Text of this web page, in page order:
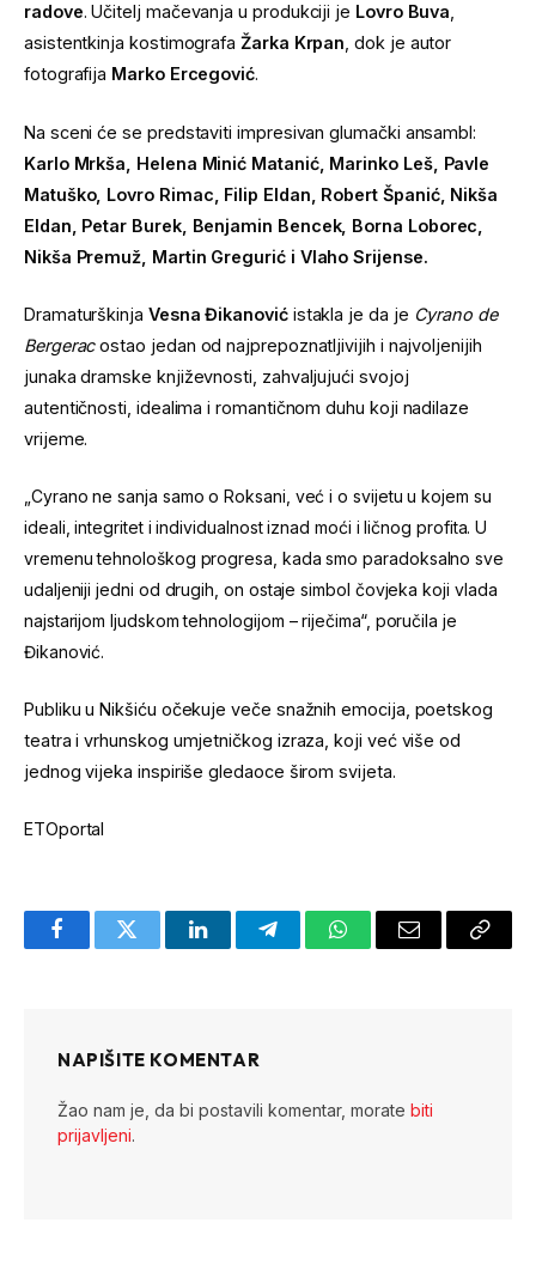
radove. Učitelj mačevanja u produkciji je Lovro Buva,
asistentkinja kostimografaŽarka Krpan, dok je autor
fotografija Marko Ercegović.
Na sceni će se predstaviti impresivan glumački ansambl:
Karlo Mrkša, Helena Minić Matanić, Marinko Leš, Pavle
Matuško, Lovro Rimac, Filip Eldan, Robert Španić, Nikša
Eldan, Petar Burek, Benjamin Bencek, Borna Loborec,
Nikša Premuž, Martin Gregurić i Vlaho Srijense.
Dramaturškinja Vesna Đikanovićistakla je da je Cyrano de
Bergeracostao jedan od najprepoznatljivijih i najvoljenijih
junaka dramske književnosti, zahvaljujući svojoj
autentičnosti, idealima i romantičnom duhu koji nadilaze
vrijeme.
„Cyrano ne sanja samo o Roksani, već i o svijetu u kojem su
ideali, integritet i individualnost iznad moći i ličnog profita. U
vremenu tehnološkog progresa, kada smo paradoksalno sve
udaljeniji jedni od drugih, on ostaje simbol čovjeka koji vlada
najstarijom ljudskom tehnologijom – riječima“, poručila je
Đikanović.
Publiku u Nikšiću očekuje veče snažnih emocija, poetskog
teatra i vrhunskog umjetničkog izraza, koji već više od
jednog vijeka inspiriše gledaoce širom svijeta.
ETOportal
FacebookTwitter LinkedInTelegramWhatsAppEmail
Copy
NAPIŠITE KOMENTAR
Žao nam je, da bi postavili komentar, morate biti
prijavljeni.